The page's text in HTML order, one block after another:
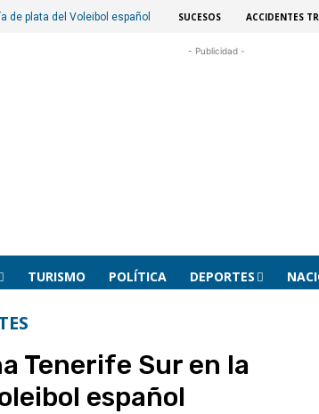
de plata del Voleibol español SUCESOS ACCIDENTES
- Publicidad -
TURISMO POLÍTICA DEPORTES
Tenerife Sur en la
español